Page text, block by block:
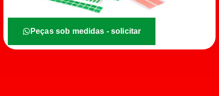
Peças sob medidas - solicitar